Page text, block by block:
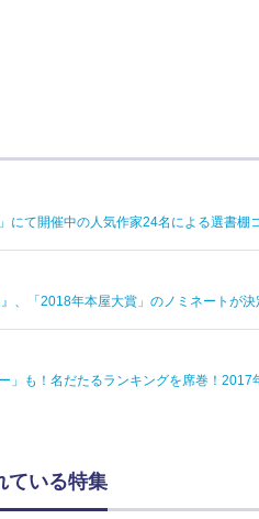
にて開催中の人気作家24名による選書棚
、「2018年本屋大賞」のノミネートが決
」も！名だたるランキングを席巻！
ている特集